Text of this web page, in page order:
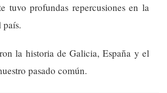
tuvo profundas repercusiones en la
la historia de Galicia, España y el
pasado común.